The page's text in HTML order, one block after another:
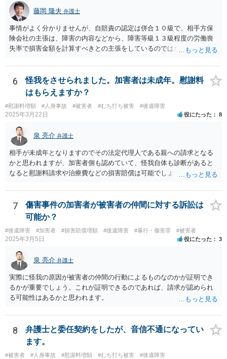
藤岡 隆夫 弁護士
事情がよく分かりませんが、自賠責の認定は併合１０級で、相手方保
険会社の主張は、障害の内容などから、障害等級１３級程度の労働喪
失率で損害金額を計算すべきとの主張をしているのではないでしょう
ので、弁護士を交代しても状況は変わらないでしょう。今の弁護士と
十分に打ち合わせをすることが重要だと思います。
6
怪我をさせられました。加害者は未成年。慰謝料
はもらえますか？
#慰謝料増額 #人身事故 #被害者 #むち打ち被害 #後遺障害
2025年3月22日 役にたった 8
泉 亮介 弁護士
相手が未成年となりますのでその法定代理人である親への請求となる
かと思われますが、加害者側も認めていて、怪我自体も診断があると
なると慰謝料請求や治療費などの損害賠償は可能でしょう。 整骨院へ
い場合が多いです。 また、保険会社から提案される金額は低めに出さ
れることも多いため、その交渉のために弁護士を入れるということも
考えられるかと思われます。
7
傷害事件の加害者が被害者の仲間に対する訴訟は
可能か？
#後遺障害 #加害者 #損害賠償増額 #後遺障害 #暴行・傷害罪 #被害者
2025年3月5日 役にたった 3
泉 亮介 弁護士
実際に怪我の原因が被害者の仲間の行動によるものなのかが証明でき
るかが重要でしょう。これが証明できるのであれば、請求が認められ
る可能性はあるかと思われます。
8
弁護士と委任契約をしたが、音信不通になってい
ます。
#被害者 #人身事故 #慰謝料増額 #むち打ち被害 #後遺障害